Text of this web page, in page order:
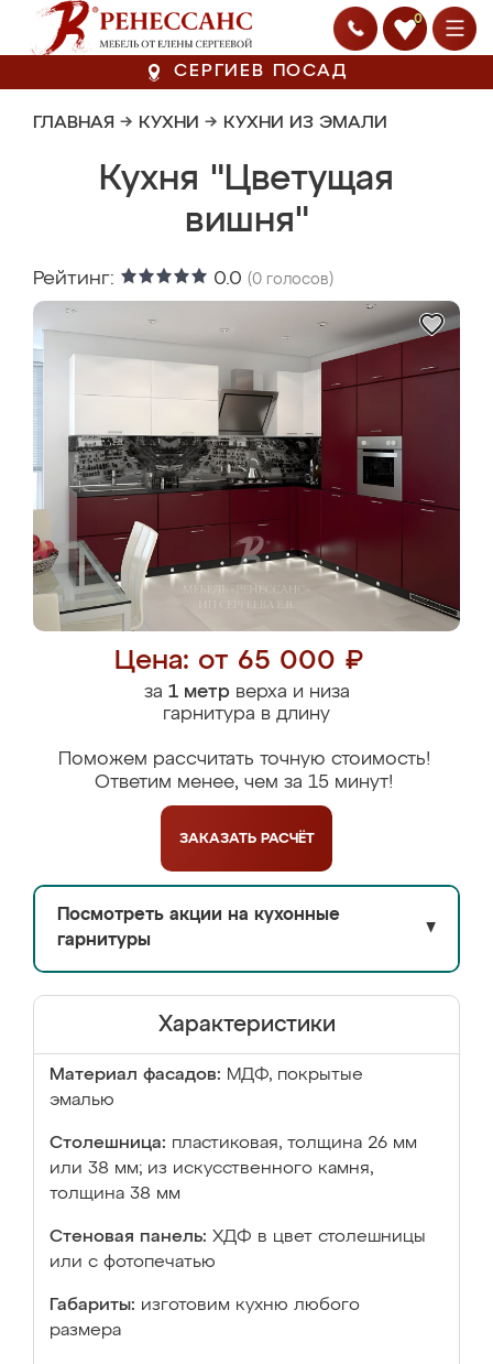
0
СЕРГИЕВ ПОСАД
ГЛАВНАЯ → КУХНИ → КУХНИ ИЗ ЭМАЛИ
Кухня "Цветущая
вишня"
Рейтинг: 0.0 (0 голосов)
Цена: от 65 000 ₽
за 1 метрверха и низа
гарнитура в длину
Поможем рассчитать точную стоимость!
Ответим менее, чем за 15 минут!
ЗАКАЗАТЬ РАСЧЁТ
Посмотреть акции на кухонные
гарнитуры
▼
Характеристики
Материал фасадов: МДФ, покрытые
эмалью
Столешница: пластиковая, толщина 26 мм
или 38 мм; из искусственного камня,
толщина 38 мм
Стеновая панель: ХДФ в цвет столешницы
или с фотопечатью
Габариты: изготовим кухню любого
размера